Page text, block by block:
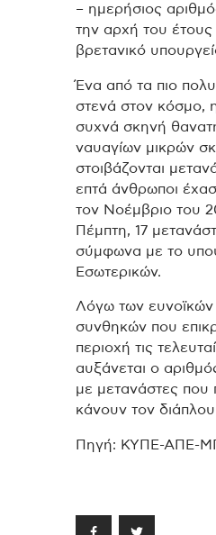
– ημερήσιος
την αρχή του έτους
βρετανικό
Ένα από τα πιο
στενά στον κόσμο,
συχνά σκηνή
ναυαγίων μικρών
στοιβάζονται
επτά άνθρωποι
τον Νοέμβριο του
Πέμπτη, 17
σύμφωνα με το
Εσωτερικών.
Λόγω των ευνοϊκών
συνθηκών που
περιοχή τις
αυξάνεται ο
με μετανάστες
κάνουν τον
Πηγή: ΚΥΠΕ-ΑΠΕ-